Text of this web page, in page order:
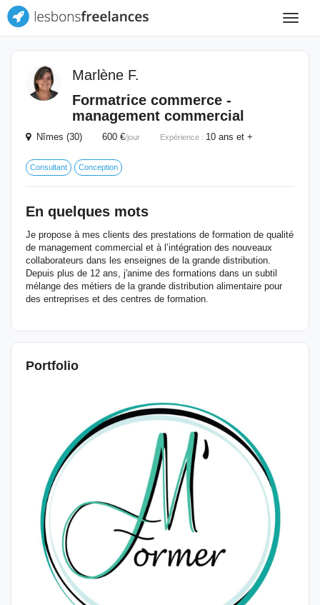
Toggle
Marlène F.
Formatrice commerce -
management commercial
Nîmes (30) 600 €/jour Expérience : 10 ans et +
Consultant Conception
En quelques mots
Je propose à mes clients des prestations de formation de qualité
de management commercial et à l’intégration des nouveaux
collaborateurs dans les enseignes de la grande distribution.
Depuis plus de 12 ans, j'anime des formations dans un subtil
mélange des métiers de la grande distribution alimentaire pour
des entreprises et des centres de formation.
Portfolio